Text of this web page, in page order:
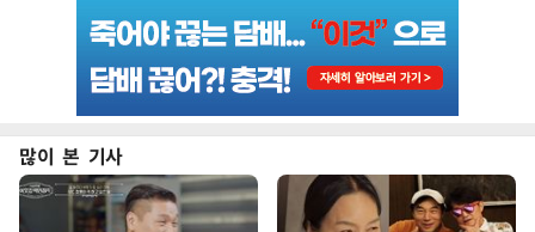
많이 본 기사